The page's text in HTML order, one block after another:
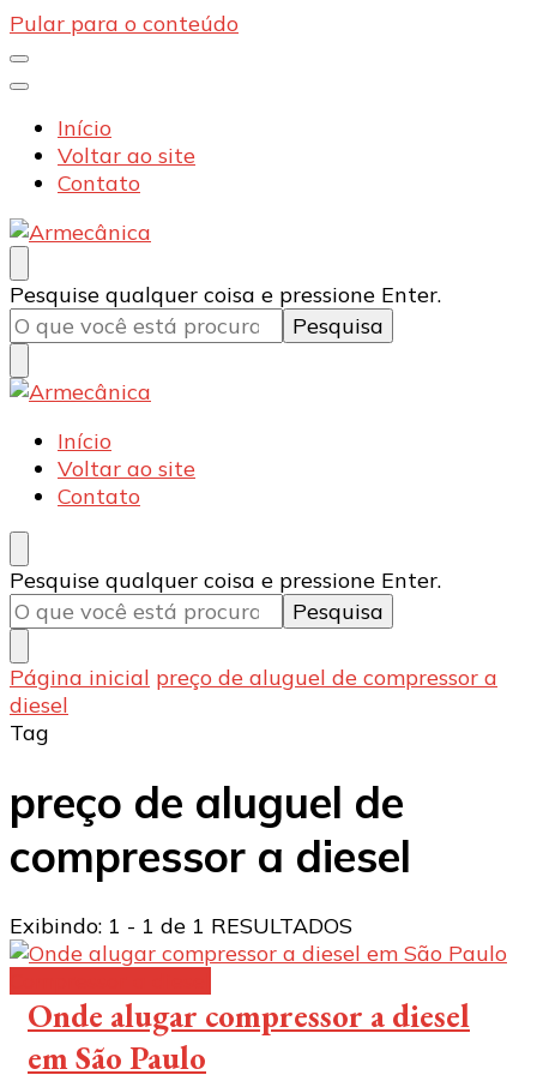
Pular para o conteúdo
Início
Voltar ao site
Contato
Armecânica
Blog
Procurando
algo?
Pesquise qualquer coisa e pressione Enter.
Armecânica
Blog
Início
Voltar ao site
Contato
Procurando
algo?
Pesquise qualquer coisa e pressione Enter.
Página inicial preço de aluguel de compressor a
diesel
Tag
preço de aluguel de
compressor a diesel
Exibindo: 1 - 1 de 1 RESULTADOS
Onde alugar compressor a diesel
em São Paulo